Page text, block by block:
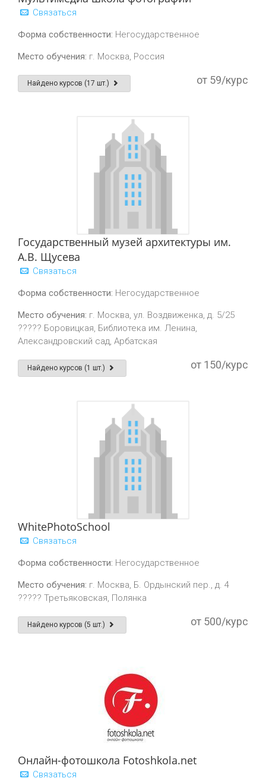
Связаться
Форма собственности: Негосударственное
Место обучения: г. Москва, Россия
Найдено курсов (17 шт.) от 59/курс
Государственный музей архитектуры им.
А.В. Щусева
Связаться
Форма собственности: Негосударственное
Место обучения: г. Москва, ул. Воздвиженка, д. 5/25
????? Боровицкая, Библиотека им. Ленина,
Александровский сад, Арбатская
Найдено курсов (1 шт.) от 150/курс
WhitePhotoSchool
Связаться
Форма собственности: Негосударственное
Место обучения: г. Москва, Б. Ордынский пер., д. 4
????? Третьяковская, Полянка
Найдено курсов (5 шт.) от 500/курс
Онлайн-фотошкола Fotoshkola.net
Связаться